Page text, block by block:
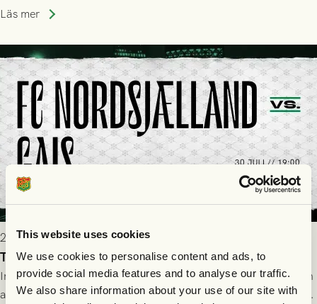
This website uses cookies
We use cookies to personalise content and ads, to
provide social media features and to analyse our traffic.
We also share information about your use of our site with
upphöra efter mindre än kvarten spelad. På lika mark visade
tennissiffror och det grönsvarta europaäventyret tog slut.
Läs mer
2026-07-29 19:00
Truppen till FC Nordsjælland - GAIS 30/7
Imorgon torsdag spelar GAIS borta mot FC Nordsjælland i den
andra kvalmatchen till Conference League på Right to Dream